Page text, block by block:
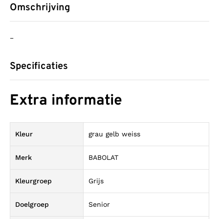
Omschrijving
–
Specificaties
Extra informatie
Kleur grau gelb weiss
Merk BABOLAT
Kleurgroep Grijs
Doelgroep Senior